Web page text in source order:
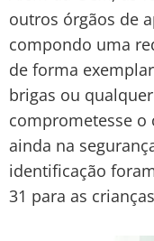
outros órgãos de
compondo uma
de forma
brigas ou
comprometesse o
ainda na
identificação
31 para as